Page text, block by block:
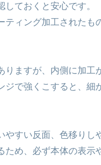
ておくと安心です。
ティング加工された
ますが、内側に加工
で強くこすると、細
すい反面、色移りし
め、必ず本体の表示